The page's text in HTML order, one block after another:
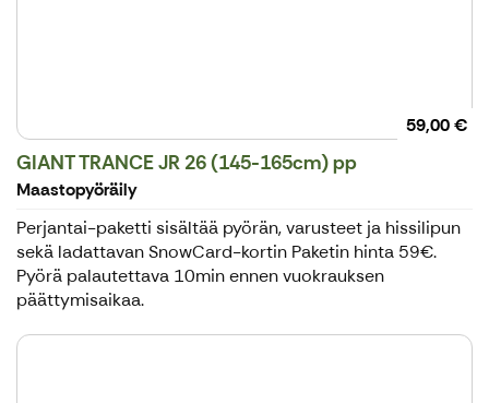
59,00 €
GIANT TRANCE JR 26 (145-165cm) pp
Maastopyöräily
Perjantai-paketti sisältää pyörän, varusteet ja hissilipun
sekä ladattavan SnowCard-kortin Paketin hinta 59€.
Pyörä palautettava 10min ennen vuokrauksen
päättymisaikaa.